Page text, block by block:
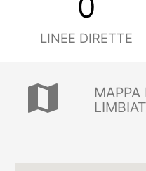
LINEE DIRETTE
map
MAPPA